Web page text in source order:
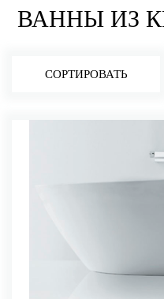
ВАННЫ ИЗ
СОРТИРОВАТЬ